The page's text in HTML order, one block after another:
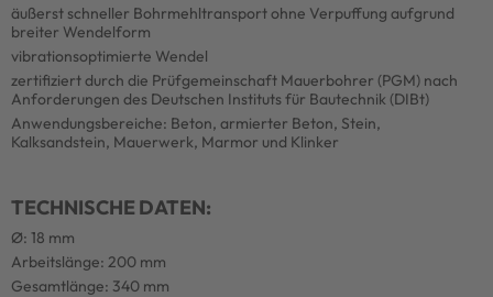
äußerst schneller Bohrmehltransport ohne Verpuffung aufgrund
breiter Wendelform
vibrationsoptimierte Wendel
zertifiziert durch die Prüfgemeinschaft Mauerbohrer (PGM) nach
Anforderungen des Deutschen Instituts für Bautechnik (DIBt)
Anwendungsbereiche: Beton, armierter Beton, Stein,
Kalksandstein, Mauerwerk, Marmor und Klinker
TECHNISCHE DATEN:
Ø: 18 mm
Arbeitslänge: 200 mm
Gesamtlänge: 340 mm